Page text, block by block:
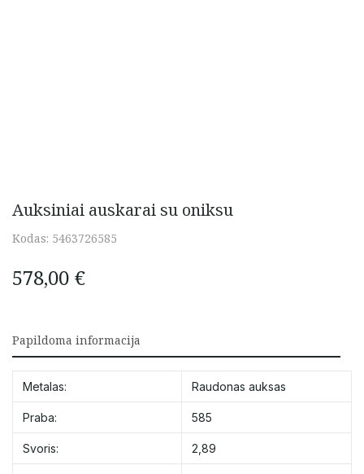
Auksiniai auskarai su oniksu
Kodas: 5463726585
578,00 €
Papildoma informacija
Metalas: Raudonas auksas
Praba: 585
Svoris: 2,89